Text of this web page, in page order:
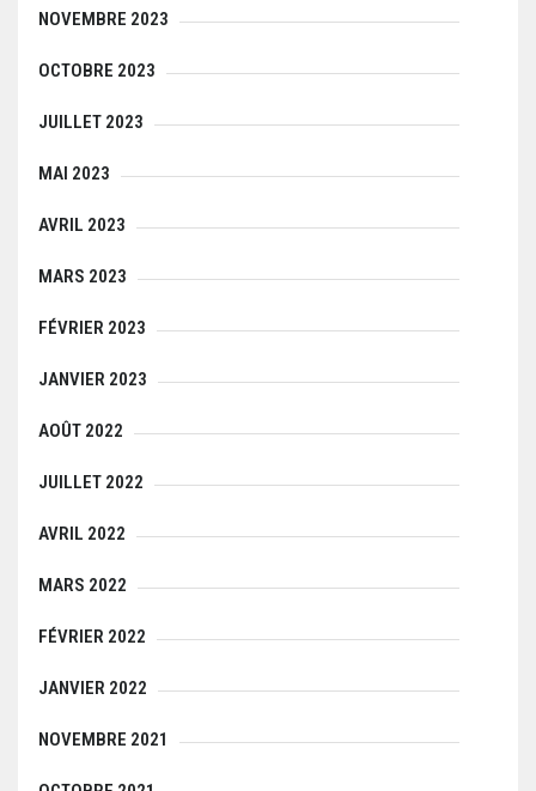
NOVEMBRE 2023
OCTOBRE 2023
JUILLET 2023
MAI 2023
AVRIL 2023
MARS 2023
FÉVRIER 2023
JANVIER 2023
AOÛT 2022
JUILLET 2022
AVRIL 2022
MARS 2022
FÉVRIER 2022
JANVIER 2022
NOVEMBRE 2021